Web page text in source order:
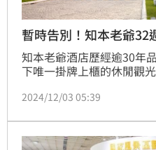
暫時告別！知本老爺32
知本老爺酒店歷經逾30年
下唯一掛牌上櫃的休閒觀
對全新挑戰與機遇。在喜
畫」，預計9月1日以嶄新
新的住宿之旅，持續領航
2024/12/03 05:39